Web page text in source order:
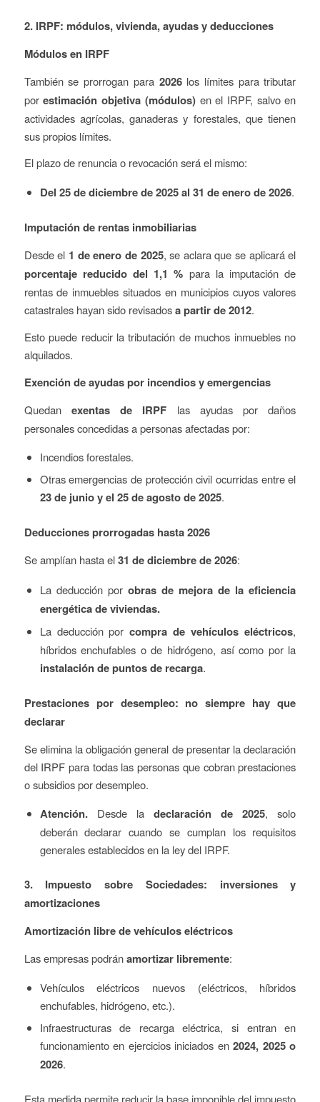
2. IRPF: módulos, vivienda, ayudas y deducciones
Módulos en IRPF
También se prorrogan para 2026los límites para tributar
porestimación objetiva (módulos)en el IRPF, salvo en
actividades agrícolas, ganaderas y forestales, que tienen
sus propios límites.
El plazo de renuncia o revocación será el mismo:
Del 25 de diciembre de 2025 al 31 de enero de 2026.
Imputación de rentas inmobiliarias
Desde el 1 de enero de 2025, se aclara que se aplicará el
porcentaje reducido del 1,1 % para la imputación de
rentas de inmuebles situados en municipios cuyos valores
catastrales hayan sido revisadosa partir de 2012.
Esto puede reducir la tributación de muchos inmuebles no
alquilados.
Exención de ayudas por incendios y emergencias
Quedan exentas de IRPF las ayudas por daños
personales concedidas a personas afectadas por:
Incendios forestales.
Otras emergencias de protección civil ocurridas entre el
23 de junio y el 25 de agosto de 2025.
Deducciones prorrogadas hasta 2026
Se amplían hasta el31 de diciembre de 2026:
La deducción por obras de mejora de la eficiencia
energética de viviendas.
La deducción porcompra de vehículos eléctricos,
híbridos enchufables o de hidrógeno, así como por la
instalación de puntos de recarga.
Prestaciones por desempleo: no siempre hay que
declarar
Se elimina la obligación general de presentar la declaración
del IRPF para todas las personas que cobran prestaciones
o subsidios por desempleo.
Atención. Desde la declaración de 2025, solo
deberán declarar cuando se cumplan los requisitos
generales establecidos en la ley del IRPF.
3. Impuesto sobre Sociedades: inversiones y
amortizaciones
Amortización libre de vehículos eléctricos
Las empresas podránamortizar libremente:
Vehículos eléctricos nuevos (eléctricos, híbridos
enchufables, hidrógeno, etc.).
Infraestructuras de recarga eléctrica, si entran en
funcionamiento en ejercicios iniciados en2024, 2025 o
2026.